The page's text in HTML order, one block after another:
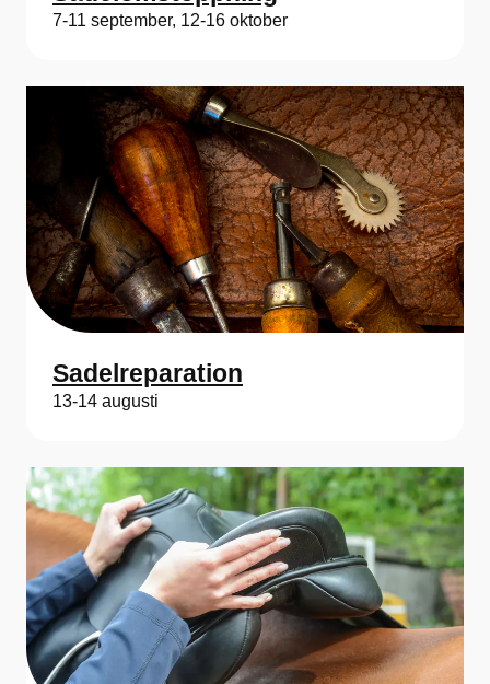
7-11 september, 12-16 oktober
Sadelreparation
13-14 augusti